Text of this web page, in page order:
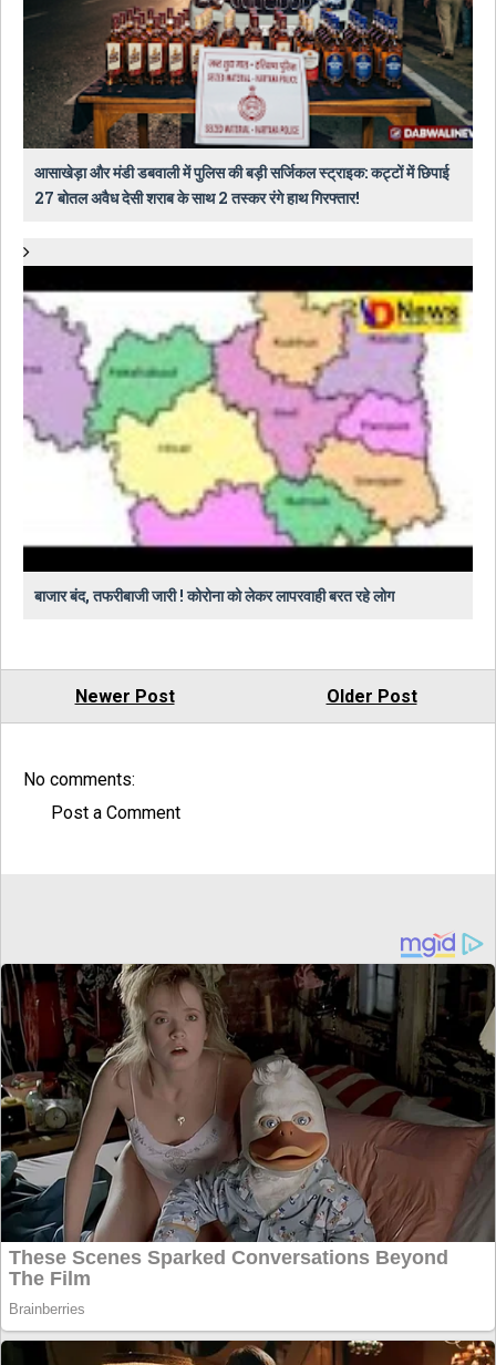
आसाखेड़ा और मंडी डबवाली में पुलिस की बड़ी सर्जिकल स्ट्राइक: कट्टों में छिपाई
27 बोतल अवैध देसी शराब के साथ 2 तस्कर रंगे हाथ गिरफ्तार!
बाजार बंद, तफरीबाजी जारी ! कोरोना को लेकर लापरवाही बरत रहे लोग
Newer Post Older Post
No comments:
Post a Comment